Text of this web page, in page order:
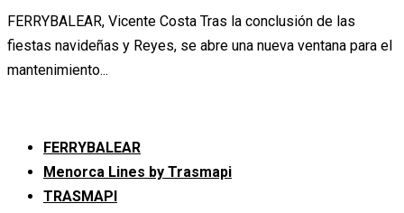
FERRYBALEAR, Vicente Costa Tras la conclusión de las
fiestas navideñas y Reyes, se abre una nueva ventana para el
mantenimiento...
FERRYBALEAR
Menorca Lines by Trasmapi
TRASMAPI